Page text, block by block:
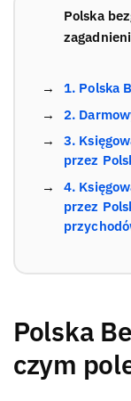
Polska
1. Polska
2.
3.
przez
4.
przez
Polska
czym